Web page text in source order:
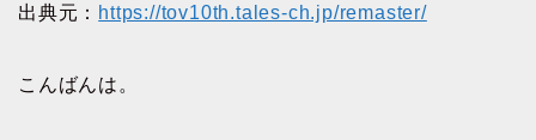
出典元： https://tov10th.tales-ch.jp/remaster/
こんばんは。